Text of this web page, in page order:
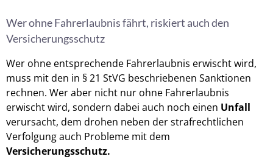
Wer ohne Fahrerlaubnis fährt, riskiert auch den
Versicherungsschutz
Wer ohne entsprechende Fahrerlaubnis erwischt wird,
muss mit den in § 21 StVG beschriebenen Sanktionen
rechnen. Wer aber nicht nur ohne Fahrerlaubnis
erwischt wird, sondern dabei auch noch einen Unfall
verursacht, dem drohen neben der strafrechtlichen
Verfolgung auch Probleme mit dem
Versicherungsschutz.